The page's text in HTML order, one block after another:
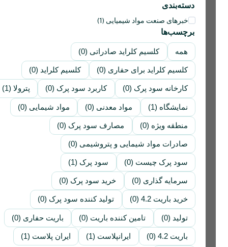
دسته‌بندی
خبرهای صنعت مواد شیمیایی (1)
برچسب‌ها
همه کلسیم کلراید صادراتی (0)
کلسیم کلراید برای حفاری (0) کلسیم کلراید (0)
کارخانه سود پرک (0) کاربرد سود پرک (0) پترولا (1)
نمایشگاه (1) مواد معدنی (0) مواد شیمایی (0)
منطقه ویژه (0) مصارف سود پرک (0)
صادرات مواد شیمایی و پتروشیمی (0)
سود پرک چیست (0) سود پرک (1)
سرمایه گذاری (0) خرید سود پرک (0)
خرید باریت 4.2 (0) تولید کننده سود پرک (0)
تولید (0) تامین کننده باریت (0) باریت حفاری (0)
باریت 4.2 (0) ایرانپلاست (1) ایران پلاست (1)